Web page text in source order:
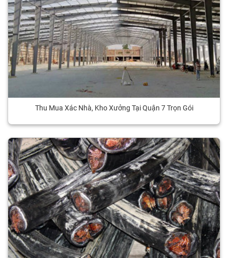
Thu Mua Xác Nhà, Kho Xưởng Tại Quận 7 Trọn Gói